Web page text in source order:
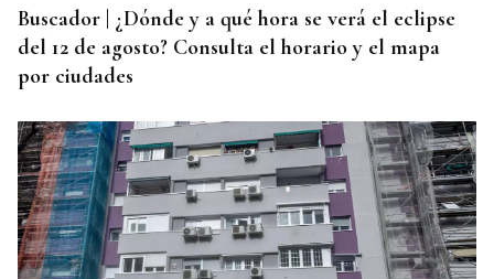
Buscador | ¿Dónde y a qué hora se verá el eclipse
del 12 de agosto? Consulta el horario y el mapa
por ciudades